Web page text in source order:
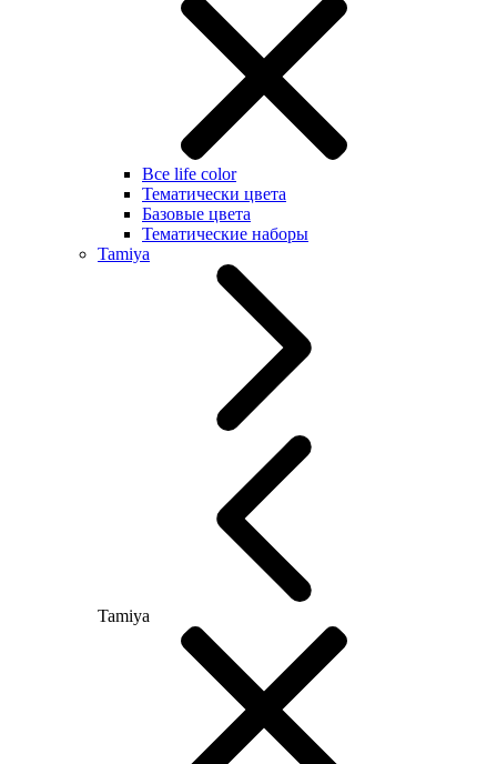
Все life color
Тематически цвета
Базовые цвета
Тематические наборы
Tamiya
Tamiya